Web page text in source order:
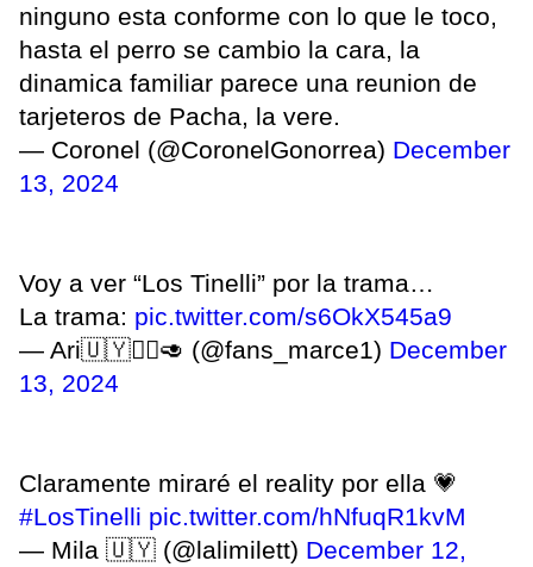
ninguno esta conforme con lo que le toco,
hasta el perro se cambio la cara, la
dinamica familiar parece una reunion de
tarjeteros de Pacha, la vere.
— Coronel (@CoronelGonorrea) December
13, 2024
Voy a ver “Los Tinelli” por la trama…
La trama: pic.twitter.com/s6OkX545a9
— Ari🇺🇾❤️‍🔥🥑 (@fans_marce1) December
13, 2024
Claramente miraré el reality por ella 💗
#LosTinelli pic.twitter.com/hNfuqR1kvM
— Mila 🇺🇾 (@lalimilett) December 12,